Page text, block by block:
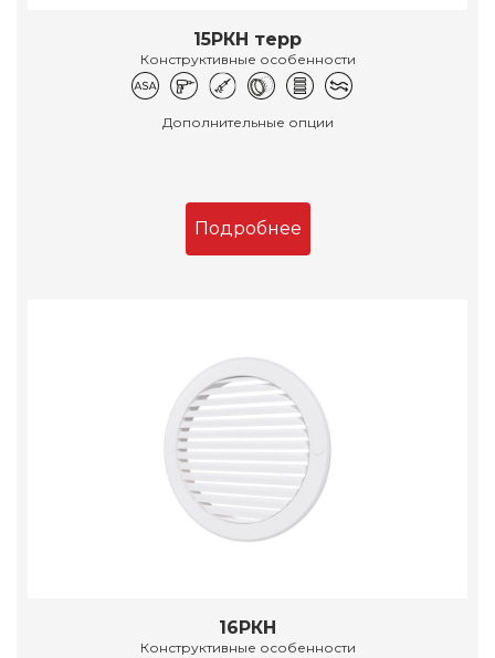
15РКН терр
Конструктивные особенности
Дополнительные опции
Подробнее
16РКН
Конструктивные особенности